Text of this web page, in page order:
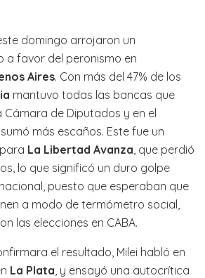
domingo arrojaron un
a favor del peronismo en
Aires. Con más del 47% de los
mantuvo todas las bancas que
Cámara de Diputados y en el
más escaños. Este fue un
La Libertad Avanza , que perdió
lo que significó un duro golpe
puesto que esperaban que
a modo de termómetro social,
las elecciones en CABA.
el resultado, Milei habló en
La Plata , y ensayó una autocrítica